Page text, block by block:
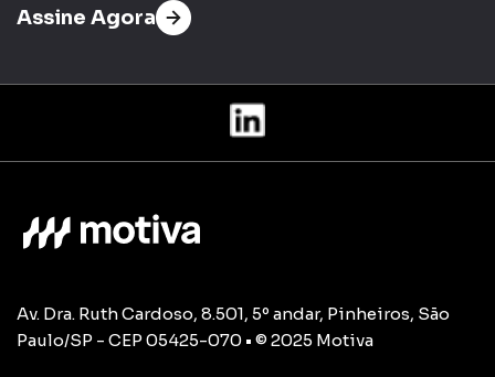
Assine Agora
Av. Dra. Ruth Cardoso, 8.501, 5º andar, Pinheiros, São
Paulo/SP - CEP 05425-070 • © 2025 Motiva